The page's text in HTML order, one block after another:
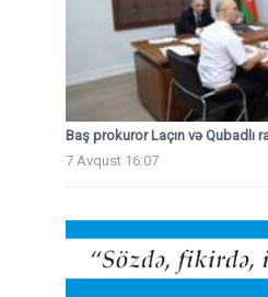
Baş prokuror Laçın və Qubadlı
7 Avqust 16:07